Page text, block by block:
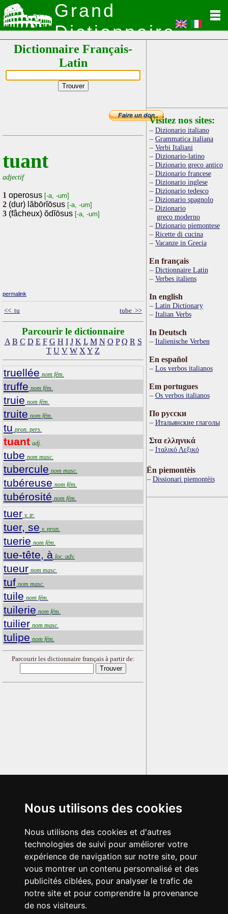
Nous utilisons des cookies
Nous utilisons des cookies et d'autres
technologies de suivi pour améliorer votre
expérience de navigation sur notre site, pour
vous montrer un contenu personnalisé et des
publicités ciblées, pour analyser le trafic de
notre site et pour comprendre la provenance
de nos visiteurs.
Grand
Dictionnaire
Latin
Dictionnaire Français-
Latin
tuant
adjectif
1 operosus [-a, -um]
2 (dur) lăbōrĭōsus [-a, -um]
3 (fâcheux) ŏdĭōsus [-a, -um]
permalink
<< tu tube >>
Parcourir le dictionnaire
A B C D E F G H I J K L M N O P Q R S
T U V W X Y Z
truellée nom fém.
truffe nom fém.
truie nom fém.
truite nom fém.
tu pron. pers.
tuant adj.
tube nom masc.
tubercule nom masc.
tubéreuse nom fém.
tubérosité nom fém.
tuer v. tr.
tuer, se v. pron.
tuerie nom fém.
tue-tête, à loc. adv.
tueur nom masc.
tuf nom masc.
tuile nom fém.
tuilerie nom fém.
tuilier nom masc.
tulipe nom fém.
Parcourir les dictionnaire français à partir de:
Visitez nos sites:
Dizionario italiano
Grammatica italiana
Verbi Italiani
Dizionario-latino
Dizionario greco antico
Dizionario francese
Dizionario inglese
Dizionario tedesco
Dizionario spagnolo
Dizionario
greco moderno
Dizionario piemontese
Ricette di cucina
Vacanze in Grecia
En français
Dictionnaire Latin
Verbes italiens
In english
Latin Dictionary
Italian Verbs
In Deutsch
Italienische Verben
En español
Los verbos italianos
Em portugues
Os verbos italianos
По русски
Итальянские глаголы
Στα ελληνικά
Ιταλικό Λεξικό
Ën piemontèis
Dissionari piemontèis